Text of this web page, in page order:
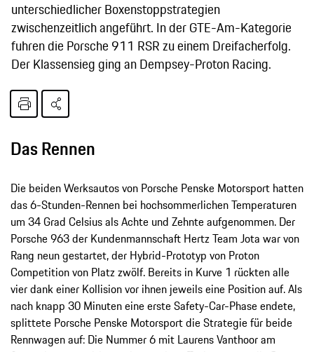
unterschiedlicher Boxenstoppstrategien
zwischenzeitlich angeführt. In der GTE-Am-Kategorie
fuhren die Porsche 911 RSR zu einem Dreifacherfolg.
Der Klassensieg ging an Dempsey-Proton Racing.
Das Rennen
Die beiden Werksautos von Porsche Penske Motorsport hatten
das 6-Stunden-Rennen bei hochsommerlichen Temperaturen
um 34 Grad Celsius als Achte und Zehnte aufgenommen. Der
Porsche 963 der Kundenmannschaft Hertz Team Jota war von
Rang neun gestartet, der Hybrid-Prototyp von Proton
Competition von Platz zwölf. Bereits in Kurve 1 rückten alle
vier dank einer Kollision vor ihnen jeweils eine Position auf. Als
nach knapp 30 Minuten eine erste Safety-Car-Phase endete,
splittete Porsche Penske Motorsport die Strategie für beide
Rennwagen auf: Die Nummer 6 mit Laurens Vanthoor am